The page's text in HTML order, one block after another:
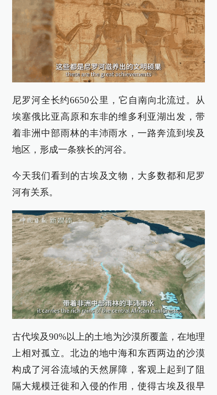
尼罗河全长约6650公里，它自南向北流过。从
埃塞俄比亚高原和东非的维多利亚湖出发，带
着非洲中部雨林的丰沛雨水，一路奔流到埃及
地区，形成一条狭长的河谷。
今天我们看到的古埃及文物，大多数都和尼罗
河有关系。
古代埃及90%以上的土地为沙漠所覆盖，在地理
上相对孤立。北边的地中海和东西两边的沙漠
构成了河谷流域的天然屏障，客观上起到了阻
隔大规模迁徙和入侵的作用，使得古埃及很早